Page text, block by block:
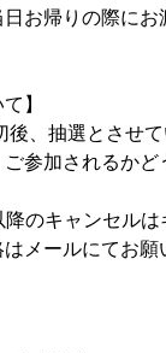
お帰りの際にお
】
、抽選とさせ
参加されるか
のキャンセル
メールにてお願